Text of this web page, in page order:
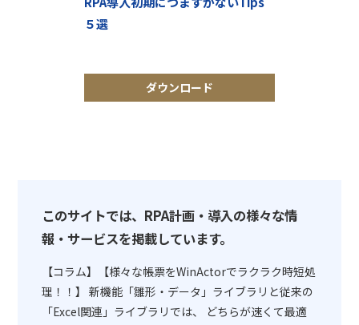
５選
ダウンロード
このサイトでは、RPA計画・導入の様々な情
報・サービスを掲載しています。
【コラム】【様々な帳票をWinActorでラクラク時短処
理！！】 新機能「雛形・データ」ライブラリと従来の
「Excel関連」ライブラリでは、 どちらが速くて最適